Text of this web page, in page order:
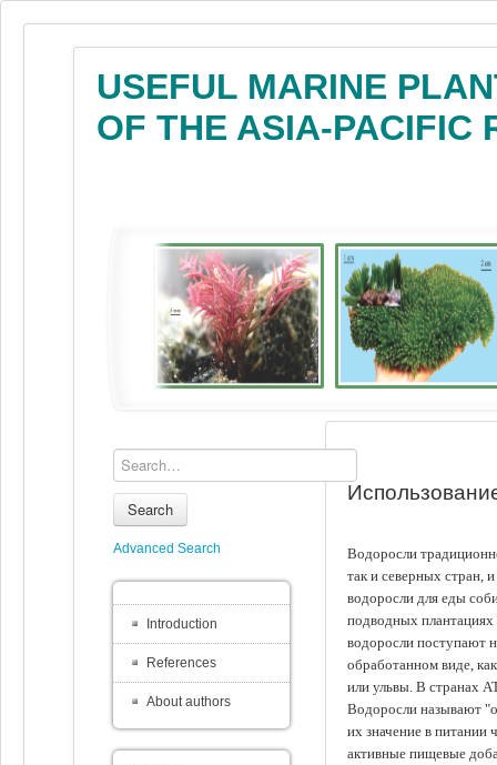
USEFUL MARINE
OF THE ASIA-PACIFIC
Водоросли
так и северных стран,
водоросли для еды
подводных
водоросли поступают
обработанном виде,
или ульвы. В странах
Водоросли называют
их значение в питании
активные пищевые
Search
Advanced Search
Introduction
References
About authors